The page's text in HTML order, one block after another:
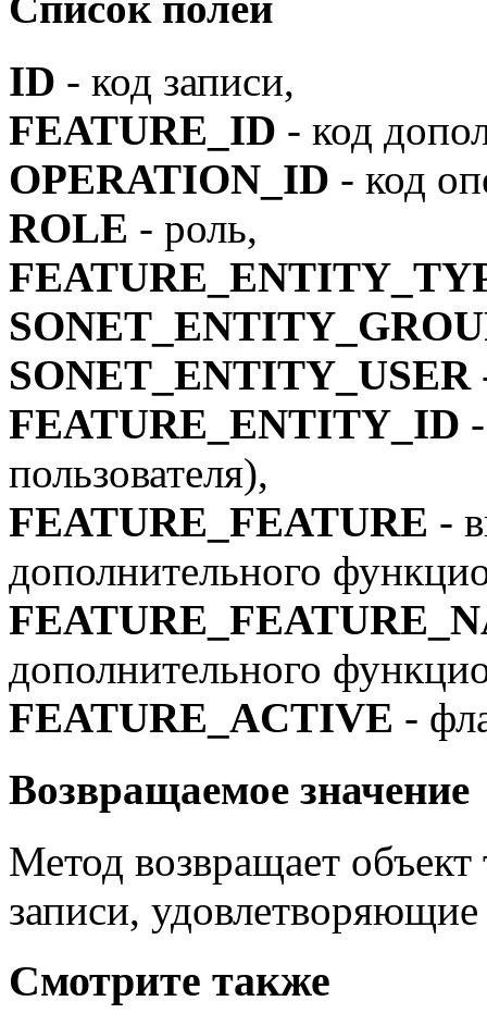
ID - код записи,
FEATURE_ID - код
OPERATION_ID - код
ROLE - роль,
SONET_ENTITY_USER
FEATURE_ENTITY_ID
пользователя),
FEATURE_FEATURE -
дополнительного
дополнительного
FEATURE_ACTIVE -
Возвращаемое значение
Метод возвращает
записи,
Смотрите также